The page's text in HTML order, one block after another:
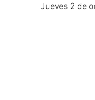
Jueves 2 de